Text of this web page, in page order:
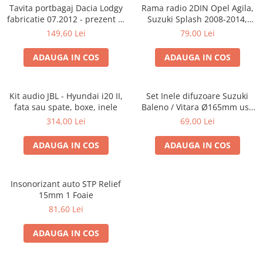
Tavita portbagaj Dacia Lodgy
fabricatie 07.2012 - prezent (7
locuri)
149,60 Lei
ADAUGA IN COS
Rama radio 2DIN Opel Agila,
Suzuki Splash 2008-2014,
381294-04
79,00 Lei
ADAUGA IN COS
Kit audio JBL - Hyundai i20 II,
fata sau spate, boxe, inele
314,00 Lei
ADAUGA IN COS
Set Inele difuzoare Suzuki
Baleno / Vitara Ø165mm usa
fata, 271294-01
69,00 Lei
ADAUGA IN COS
Insonorizant auto STP Relief
15mm 1 Foaie
81,60 Lei
ADAUGA IN COS